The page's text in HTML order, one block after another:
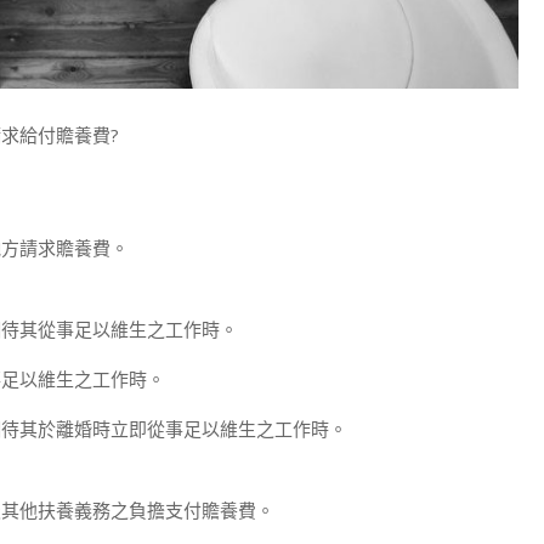
給付贍養費?
請求贍養費。
其從事足以維生之工作時。
以維生之工作時。
其於離婚時立即從事足以維生之工作時。
他扶養義務之負擔支付贍養費。